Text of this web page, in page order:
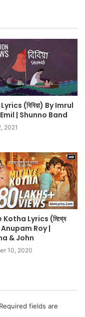
(বিবিয়া) By Imrul
| Shunno Band
2021
Lyrics (মিথ্যে
Anupam Roy |
& John
10, 2020
Required fields are